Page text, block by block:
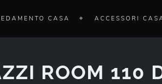
CASA ACCESSORI
ROOM 110